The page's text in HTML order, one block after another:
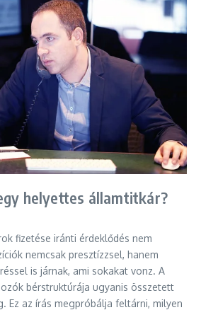
helyettes államtitkár?
fizetése iránti érdeklődés nem
nemcsak presztízzsel, hanem
is járnak, ami sokakat vonz. A
bérstruktúrája ugyanis összetett
Ez az írás megpróbálja feltárni, milyen